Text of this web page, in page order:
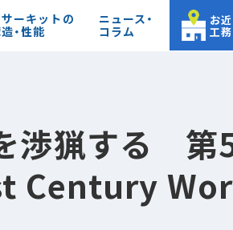
ーキットの
・性能
ニュース・
コラム
お
工
渉猟する 第
Century